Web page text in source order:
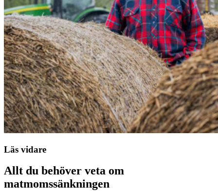
Läs vidare
Allt du behöver veta om
matmomssänkningen